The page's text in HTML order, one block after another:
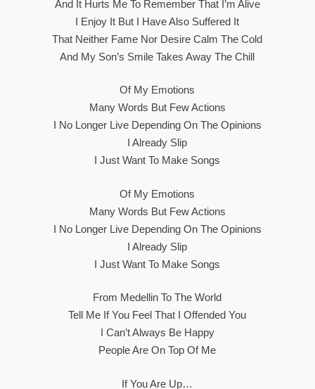
And It Hurts Me To Remember That I’m Alive
I Enjoy It But I Have Also Suffered It
That Neither Fame Nor Desire Calm The Cold
And My Son’s Smile Takes Away The Chill
Of My Emotions
Many Words But Few Actions
I No Longer Live Depending On The Opinions
I Already Slip
I Just Want To Make Songs
Of My Emotions
Many Words But Few Actions
I No Longer Live Depending On The Opinions
I Already Slip
I Just Want To Make Songs
From Medellin To The World
Tell Me If You Feel That I Offended You
I Can’t Always Be Happy
People Are On Top Of Me
If You Are Up…